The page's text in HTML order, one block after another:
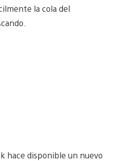
la cola del
hace disponible un nuevo